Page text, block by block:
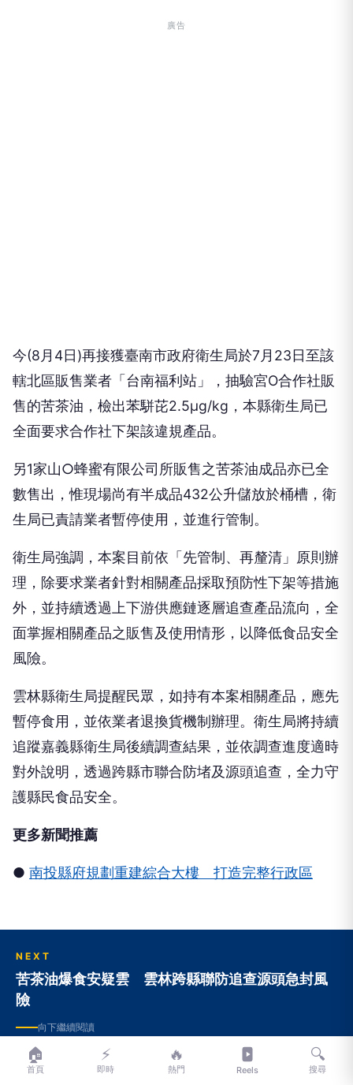
廣告
今(8月4日)再接獲臺南市政府衛生局於7月23日至該
轄北區販售業者「台南福利站」，抽驗宮O合作社販
售的苦茶油，檢出苯駢芘2.5μg/kg，本縣衛生局已
全面要求合作社下架該違規產品。
另1家山○蜂蜜有限公司所販售之苦茶油成品亦已全
數售出，惟現場尚有半成品432公升儲放於桶槽，衛
生局已責請業者暫停使用，並進行管制。
衛生局強調，本案目前依「先管制、再釐清」原則辦
理，除要求業者針對相關產品採取預防性下架等措施
外，並持續透過上下游供應鏈逐層追查產品流向，全
面掌握相關產品之販售及使用情形，以降低食品安全
風險。
雲林縣衛生局提醒民眾，如持有本案相關產品，應先
暫停食用，並依業者退換貨機制辦理。衛生局將持續
追蹤嘉義縣衛生局後續調查結果，並依調查進度適時
對外說明，透過跨縣市聯合防堵及源頭追查，全力守
護縣民食品安全。
更多新聞推薦
● 南投縣府規劃重建綜合大樓 打造完整行政區
NEXT
苦茶油爆食安疑雲 雲林跨縣聯防追查源頭急封風
險
向下繼續閱讀
🏠
首頁
⚡
即時
🔥
熱門 Reels
🔍
搜尋